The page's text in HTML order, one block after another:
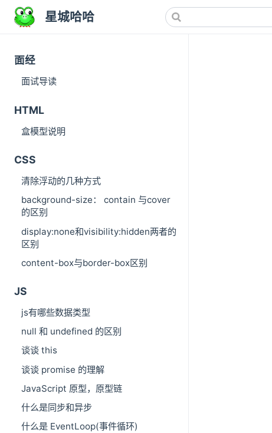
星城哈哈
面经
面试导读
HTML
盒模型说明
CSS
清除浮动的几种方式
background-size： contain 与cover
的区别
display:none和visibility:hidden两者的
区别
content-box与border-box区别
JS
js有哪些数据类型
null 和 undefined 的区别
谈谈 this
谈谈 promise 的理解
JavaScript 原型，原型链
什么是同步和异步
什么是 EventLoop(事件循环)